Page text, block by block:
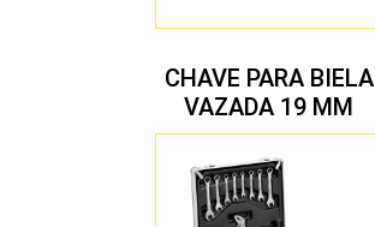
CHAVE PARA BIELA
VAZADA 19 MM